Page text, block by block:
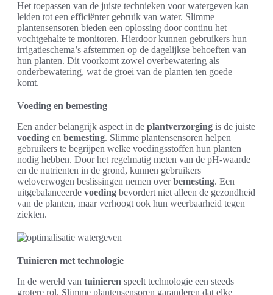
Het toepassen van de juiste technieken voor watergeven kan
leiden tot een efficiënter gebruik van water. Slimme
plantensensoren bieden een oplossing door continu het
vochtgehalte te monitoren. Hierdoor kunnen gebruikers hun
irrigatieschema’s afstemmen op de dagelijkse behoeften van
hun planten. Dit voorkomt zowel overbewatering als
onderbewatering, wat de groei van de planten ten goede
komt.
Voeding en bemesting
Een ander belangrijk aspect in de plantverzorging is de juiste
voeding en bemesting. Slimme plantensensoren helpen
gebruikers te begrijpen welke voedingsstoffen hun planten
nodig hebben. Door het regelmatig meten van de pH-waarde
en de nutrienten in de grond, kunnen gebruikers
weloverwogen beslissingen nemen overbemesting. Een
uitgebalanceerde voeding bevordert niet alleen de gezondheid
van de planten, maar verhoogt ook hun weerbaarheid tegen
ziekten.
Tuinieren met technologie
In de wereld van tuinieren speelt technologie een steeds
grotere rol. Slimme plantensensoren garanderen dat elke